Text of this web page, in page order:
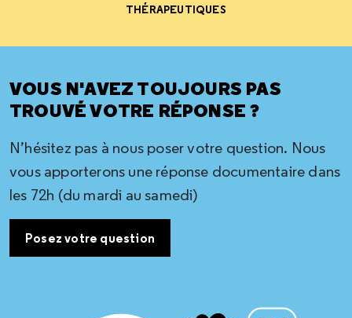
THÉRAPEUTIQUES
VOUS N'AVEZ TOUJOURS PAS
TROUVÉ VOTRE RÉPONSE ?
N’hésitez pas à nous poser votre question. Nous
vous apporterons une réponse documentaire dans
les 72h (du mardi au samedi)
Posez votre question